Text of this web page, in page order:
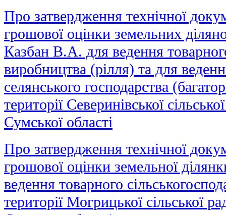
Про затвердження технічної
грошової оцінки земельних
Казбан В.А. для ведення
виробництва (рілля) та для
селянського господарства
території Северинівської
Сумської області
Про затвердження технічної
грошової оцінки земельної
ведення товарного
території Могрицької сільської